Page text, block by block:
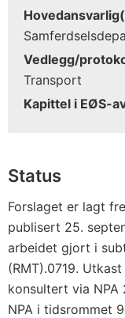
Vedlegg/
Transport
Kapittel i EØS-
Status
Forslaget er lagt
publisert 25.
arbeidet gjort i
(RMT).0719.
konsultert via
NPA i tidsrommet